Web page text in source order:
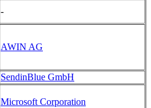
-
AWIN AG
SendinBlue GmbH
Microsoft Corporation